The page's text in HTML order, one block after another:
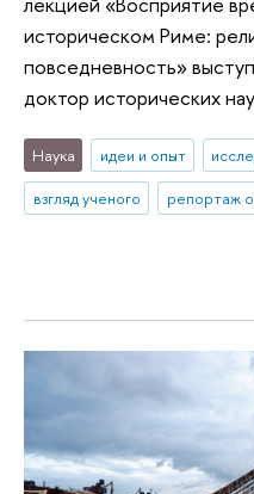
историческом Риме:
повседневность»
доктор исторических
Наука идеи и опыт
взгляд ученого
репортаж